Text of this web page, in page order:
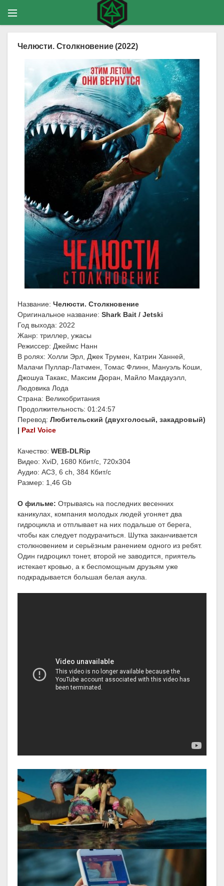
Челюсти. Столкновение (2022)
Название: Челюсти. Столкновение
Оригинальное название: Shark Bait / Jetski
Год выхода: 2022
Жанр: триллер, ужасы
Режиссер: Джеймс Нанн
В ролях: Холли Эрл, Джек Трумен, Катрин Ханней,
Малачи Пуллар-Латчмен, Томас Флинн, Мануэль Коши,
Джошуа Такакс, Максим Дюран, Майло Макдауэлл,
Людовика Лода
Страна: Великобритания
Продолжительность: 01:24:57
Перевод: Любительский (двухголосый, закадровый)
| Pazl Voice
Качество: WEB-DLRip
Видео: XviD, 1680 Кбит/с, 720x304
Аудио: AC3, 6 ch, 384 Кбит/с
Размер: 1,46 Gb
О фильме: Отрываясь на последних весенних
каникулах, компания молодых людей угоняет два
гидроцикла и отплывает на них подальше от берега,
чтобы как следует подурачиться. Шутка заканчивается
столкновением и серьёзным ранением одного из ребят.
Один гидроцикл тонет, второй не заводится, приятель
истекает кровью, а к беспомощным друзьям уже
подкрадывается большая белая акула.